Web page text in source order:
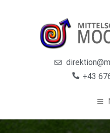
+43